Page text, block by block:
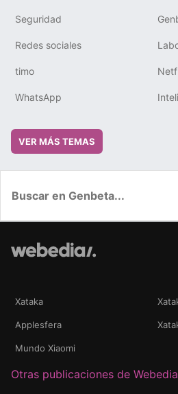
Seguridad
Redes sociales
timo
WhatsApp
VER MÁS TEMAS
Xataka
Applesfera
Mundo Xiaomi
Otras publicaciones de Webedia